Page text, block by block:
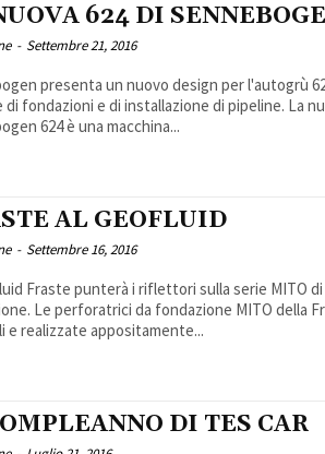
624 DI
- Settembre 21, 2016
presenta un nuovo design per l'autogrù
fondazioni e di installazione di pipeline. La nuova
624 è una macchina...
AL GEOFLUID
- Settembre 16, 2016
Fraste punterà i riflettori sulla serie MITO
della Fraste sono
e realizzate appositamente...
DI TES CAR